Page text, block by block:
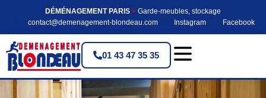
DÉMÉNAGEMENT PARIS > Garde-meubles, stockage
contact@demenagement-blondeau.com
Instagram Facebook
01 43 47 35 35